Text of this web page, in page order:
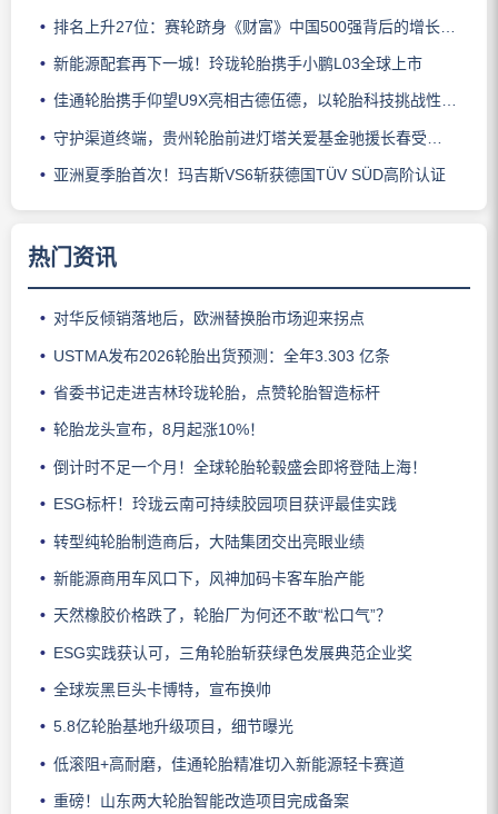
排名上升27位：赛轮跻身《财富》中国500强背后的增长逻辑
新能源配套再下一城！玲珑轮胎携手小鹏L03全球上市
佳通轮胎携手仰望U9X亮相古德伍德，以轮胎科技挑战性能边界
守护渠道终端，贵州轮胎前进灯塔关爱基金驰援长春受灾门店
亚洲夏季胎首次！玛吉斯VS6斩获德国TÜV SÜD高阶认证
热门资讯
对华反倾销落地后，欧洲替换胎市场迎来拐点
USTMA发布2026轮胎出货预测：全年3.303 亿条
省委书记走进吉林玲珑轮胎，点赞轮胎智造标杆
轮胎龙头宣布，8月起涨10%！
倒计时不足一个月！全球轮胎轮毂盛会即将登陆上海！
ESG标杆！玲珑云南可持续胶园项目获评最佳实践
转型纯轮胎制造商后，大陆集团交出亮眼业绩
新能源商用车风口下，风神加码卡客车胎产能
天然橡胶价格跌了，轮胎厂为何还不敢“松口气”？
ESG实践获认可，三角轮胎斩获绿色发展典范企业奖
全球炭黑巨头卡博特，宣布换帅
5.8亿轮胎基地升级项目，细节曝光
低滚阻+高耐磨，佳通轮胎精准切入新能源轻卡赛道
重磅！山东两大轮胎智能改造项目完成备案